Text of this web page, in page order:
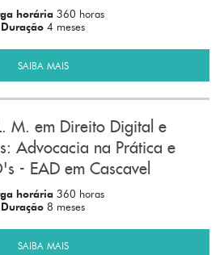
horária 360 horas
Duração 4 meses
SAIBA MAIS
M. em Direito Digital e
Advocacia na Prática e
- EAD em Cascavel
horária 360 horas
Duração 8 meses
SAIBA MAIS